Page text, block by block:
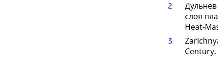
слоя
Heat-